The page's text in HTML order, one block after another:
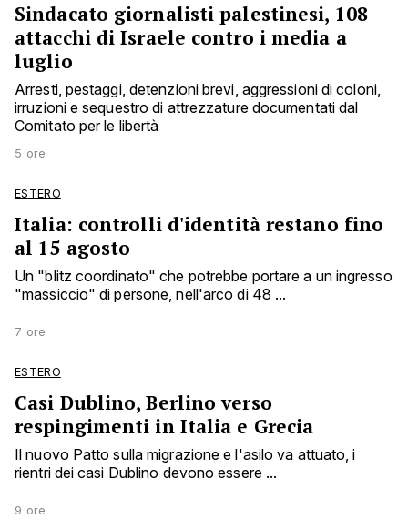
Sindacato giornalisti palestinesi, 108
attacchi di Israele contro i media a
luglio
Arresti, pestaggi, detenzioni brevi, aggressioni di coloni,
irruzioni e sequestro di attrezzature documentati dal
Comitato per le libertà
5 ore
ESTERO
Italia: controlli d'identità restano fino
al 15 agosto
Un "blitz coordinato" che potrebbe portare a un ingresso
"massiccio" di persone, nell'arco di 48 ...
7 ore
ESTERO
Casi Dublino, Berlino verso
respingimenti in Italia e Grecia
Il nuovo Patto sulla migrazione e l'asilo va attuato, i
rientri dei casi Dublino devono essere ...
9 ore